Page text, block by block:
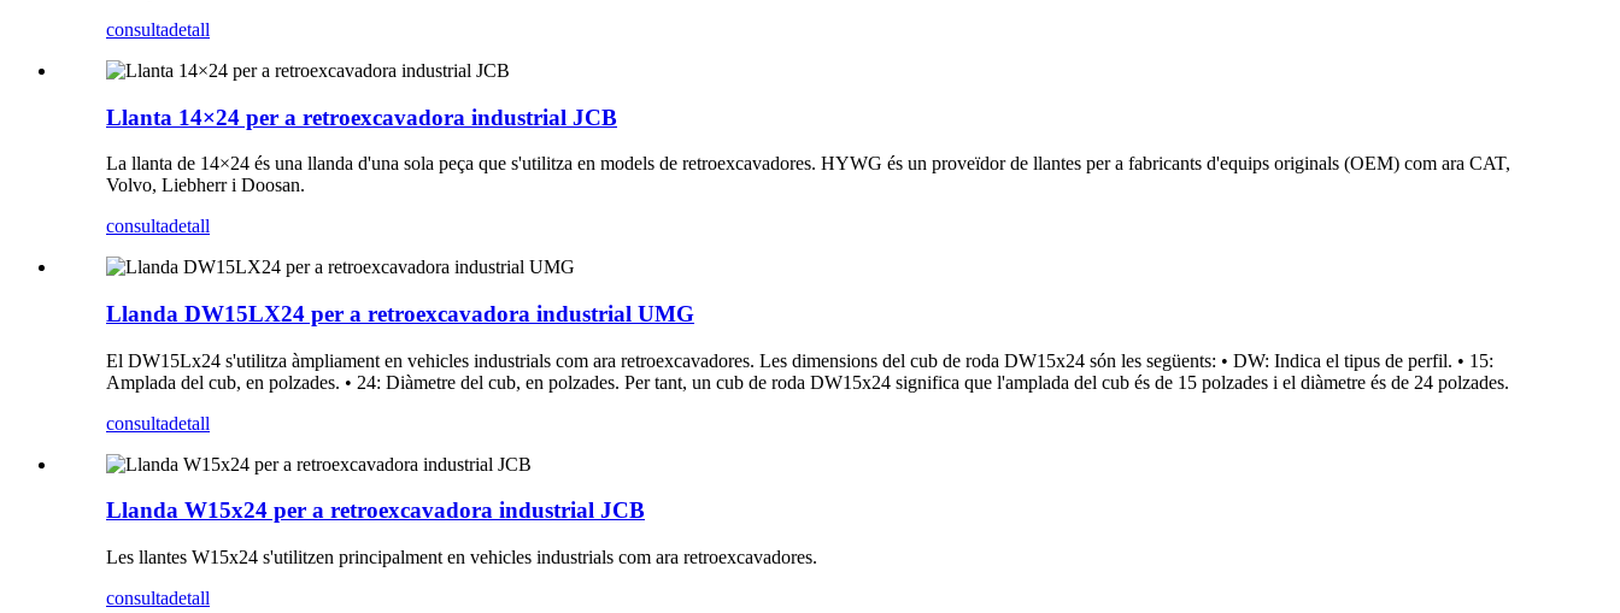
consultadetall
Llanta 14×24 per a retroexcavadora industrial JCB
La llanta de 14×24 és una llanda d'una sola peça que s'utilitza en models de retroexcavadores. HYWG és un proveïdor de llantes per a fabricants d'equips originals (OEM) com ara CAT,
Volvo, Liebherr i Doosan.
consultadetall
Llanda DW15LX24 per a retroexcavadora industrial UMG
El DW15Lx24 s'utilitza àmpliament en vehicles industrials com ara retroexcavadores. Les dimensions del cub de roda DW15x24 són les següents: • DW: Indica el tipus de perfil. • 15:
Amplada del cub, en polzades. • 24: Diàmetre del cub, en polzades. Per tant, un cub de roda DW15x24 significa que l'amplada del cub és de 15 polzades i el diàmetre és de 24 polzades.
consultadetall
Llanda W15x24 per a retroexcavadora industrial JCB
Les llantes W15x24 s'utilitzen principalment en vehicles industrials com ara retroexcavadores.
consultadetall